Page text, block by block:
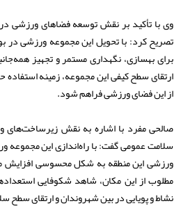
وی با تأکید بر نقش توسعه فضاهای ورزشی
تصریح کرد: با تحویل این مجموعه ورزشی در
برای بهسازی، نگهداری مستمر و تجهیز
ارتقای سطح کیفی این مجموعه، زمینه
از این فضای ورزشی فراهم شود.
صالحی‌ مفرد با اشاره به نقش زیرساخت‌های
ورزشی این منطقه به شکل محسوسی افزایش می
مطلوب از این مکان، شاهد شکوفایی
نشاط و پویایی در بین شهروندان و ارتقای سطح